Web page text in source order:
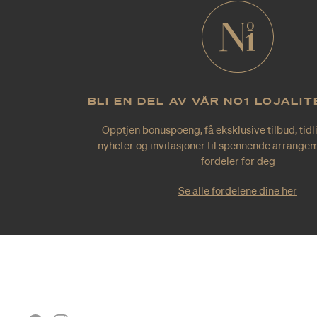
BLI EN DEL AV VÅR NO1
Opptjen bonuspoeng, få eksklusive tilbud,
nyheter og invitasjoner til spennende
fordeler for deg
Se alle fordelene dine her